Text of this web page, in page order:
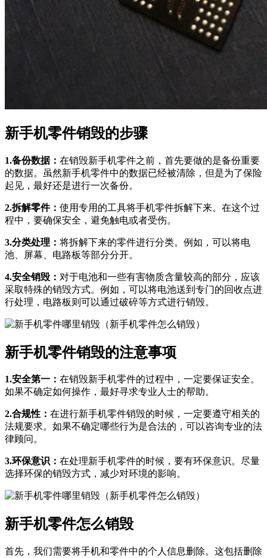
新手机零件销毁的步骤
1.备份数据： 在销毁新手机零件之前，首先要做的是备份重要
的数据。虽然新手机零件中的数据已经被清除，但是为了保险
起见，最好还是进行一次备份。
2.拆解零件： 使用专用的工具将手机零件拆解下来。在这个过
程中，要确保安全，避免触电或者受伤。
3.分类处理： 将拆解下来的零件进行分类。例如，可以将电
池、屏幕、电路板等部分分开。
4.安全销毁： 对于电池和一些有害物质含量较高的部分，应该
采取特殊的销毁方式。例如，可以将电池送到专门的回收点进
行处理，电路板则可以通过破碎等方式进行销毁。
新手机零件销毁的注意事项
1.安全第一： 在销毁新手机零件的过程中，一定要保证安全。
如果不确定如何操作，最好寻求专业人士的帮助。
2.合规性： 在进行新手机零件销毁的时候，一定要遵守相关的
法规要求。如果不确定哪些行为是合法的，可以咨询专业的法
律顾问。
3.环保意识： 在处理新手机零件的时候，要有环保意识。尽量
选择环保的销毁方式，减少对环境的影响。
新手机零件怎么销毁
首先，我们需要将手机和零件中的个人信息删除。这包括删除